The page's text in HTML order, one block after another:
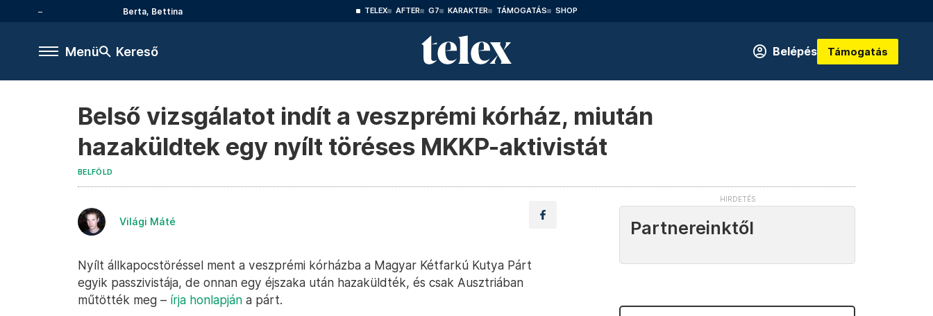
Berta, Bettina TELEX AFTER G7 KARAKTER TÁMOGATÁS SHOP
Menü Kereső Belépés Támogatás
Belső vizsgálatot indít a veszprémi kórház, miután
hazaküldtek egy nyílt töréses MKKP-aktivistát
BELFÖLD
Világi Máté
Nyílt állkapocstöréssel ment a veszprémi kórházba a Magyar Kétfarkú Kutya Párt
egyik passzivistája, de onnan egy éjszaka után hazaküldték, és csak Ausztriában
műtötték meg – írja honlapján a párt.
Partnereinktől